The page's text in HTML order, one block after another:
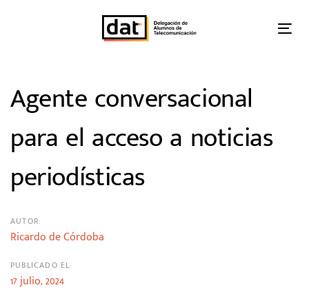
SkipAgente conversacional
para el acceso a noticias
periodísticas
AUTOR:
Ricardo de Córdoba
PUBLICADO EL:
17 julio, 2024
Post
navigation